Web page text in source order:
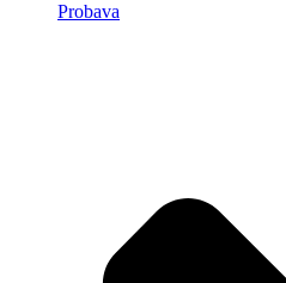
Probava